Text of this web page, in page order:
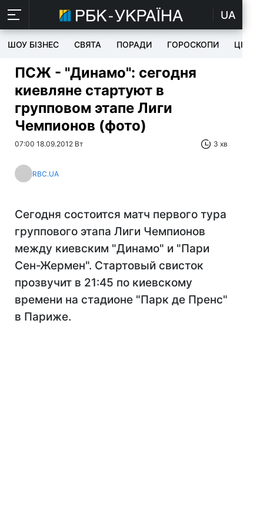
UA
ШОУ БІЗНЕС СВЯТА ПОРАДИ ГОРОСКОПИ ЦІКАВЕ
ПСЖ - "Динамо": сегодня
киевляне стартуют в
групповом этапе Лиги
Чемпионов (фото)
07:00 18.09.2012 Вт 3 хв
RBC.UA
Сегодня состоится матч первого тура
группового этапа Лиги Чемпионов
между киевским "Динамо" и "Пари
Сен-Жермен". Стартовый свисток
прозвучит в 21:45 по киевскому
времени на стадионе "Парк де Пренс"
в Париже.